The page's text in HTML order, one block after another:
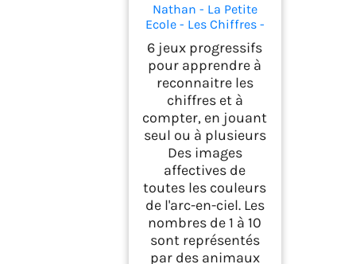
Nathan - La Petite
Ecole - Les Chiffres -
6 Jeux Progressifs -
de 3 à 5 Ans
6 jeux progressifs
pour apprendre à
reconnaitre les
chiffres et à
compter, en jouant
seul ou à plusieurs
Des images
affectives de
toutes les couleurs
de l'arc-en-ciel. Les
nombres de 1 à 10
sont représentés
par des animaux